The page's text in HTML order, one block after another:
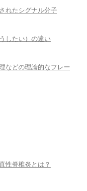
れたシグナル分子
したい）の違い
などの理論的なフレー
性脊椎炎とは？